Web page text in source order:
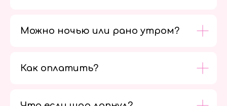
Можно ночью или рано утром?
Как оплатить?